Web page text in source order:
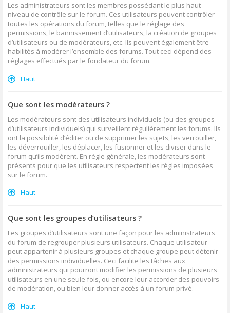
Les administrateurs sont les membres possédant le plus haut
niveau de contrôle sur le forum. Ces utilisateurs peuvent contrôler
toutes les opérations du forum, telles que le réglage des
permissions, le bannissement d’utilisateurs, la création de groupes
d’utilisateurs ou de modérateurs, etc. Ils peuvent également être
habilités à modérer l’ensemble des forums. Tout ceci dépend des
réglages effectués par le fondateur du forum.
Haut
Que sont les modérateurs ?
Les modérateurs sont des utilisateurs individuels (ou des groupes
d’utilisateurs individuels) qui surveillent régulièrement les forums. Ils
ont la possibilité d’éditer ou de supprimer les sujets, les verrouiller,
les déverrouiller, les déplacer, les fusionner et les diviser dans le
forum qu’ils modèrent. En règle générale, les modérateurs sont
présents pour que les utilisateurs respectent les règles imposées
sur le forum.
Haut
Que sont les groupes d’utilisateurs ?
Les groupes d’utilisateurs sont une façon pour les administrateurs
du forum de regrouper plusieurs utilisateurs. Chaque utilisateur
peut appartenir à plusieurs groupes et chaque groupe peut détenir
des permissions individuelles. Ceci facilite les tâches aux
administrateurs qui pourront modifier les permissions de plusieurs
utilisateurs en une seule fois, ou encore leur accorder des pouvoirs
de modération, ou bien leur donner accès à un forum privé.
Haut